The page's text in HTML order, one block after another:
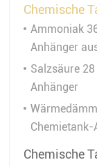
Chemische
Ammoniak
Anhänger
Salzsäure
Anhänger
Chemietank-
Chemische